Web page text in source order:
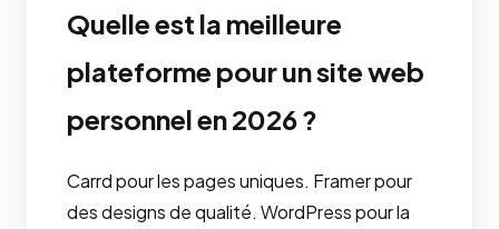
Quelle est la meilleure
plateforme pour un site web
personnel en 2026 ?
Carrd pour les pages uniques. Framer pour
des designs de qualité. WordPress pour la